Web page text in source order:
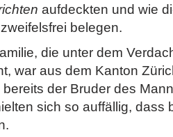
aufdeckten und wie
belegen.
die unter dem
war aus dem Kanton
der Bruder des
sich so auffällig, dass